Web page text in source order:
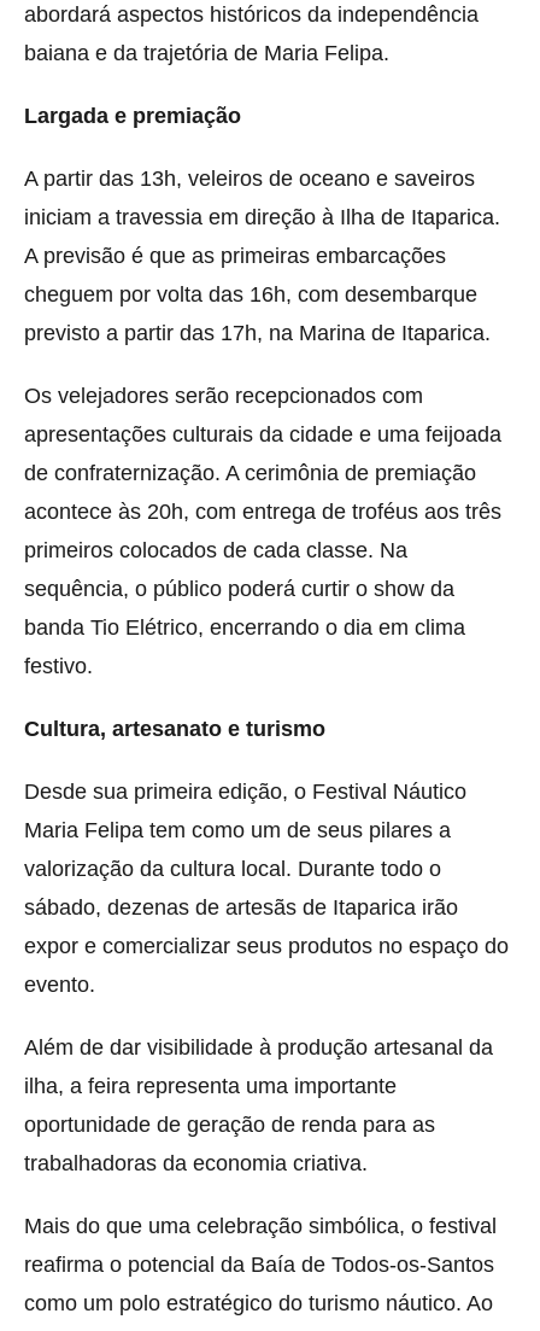
abordará aspectos históricos da independência
baiana e da trajetória de Maria Felipa.
Largada e premiação
A partir das 13h, veleiros de oceano e saveiros
iniciam a travessia em direção à Ilha de Itaparica.
A previsão é que as primeiras embarcações
cheguem por volta das 16h, com desembarque
previsto a partir das 17h, na Marina de Itaparica.
Os velejadores serão recepcionados com
apresentações culturais da cidade e uma feijoada
de confraternização. A cerimônia de premiação
acontece às 20h, com entrega de troféus aos três
primeiros colocados de cada classe. Na
sequência, o público poderá curtir o show da
banda Tio Elétrico, encerrando o dia em clima
festivo.
Cultura, artesanato e turismo
Desde sua primeira edição, o Festival Náutico
Maria Felipa tem como um de seus pilares a
valorização da cultura local. Durante todo o
sábado, dezenas de artesãs de Itaparica irão
expor e comercializar seus produtos no espaço do
evento.
Além de dar visibilidade à produção artesanal da
ilha, a feira representa uma importante
oportunidade de geração de renda para as
trabalhadoras da economia criativa.
Mais do que uma celebração simbólica, o festival
reafirma o potencial da Baía de Todos-os-Santos
como um polo estratégico do turismo náutico. Ao